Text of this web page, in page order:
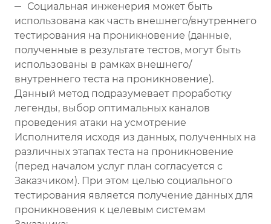
Социальная инженерия может быть
использована как часть внешнего/внутреннего
тестирования на проникновение (данные,
полученные в результате тестов, могут быть
использованы в рамках внешнего/
внутреннего теста на проникновение).
Данный метод подразумевает проработку
легенды, выбор оптимальных каналов
проведения атаки на усмотрение
Исполнителя исходя из данных, полученных на
различных этапах теста на проникновение
(перед началом услуг план согласуется с
Заказчиком). При этом целью социального
тестирования является получение данных для
проникновения к целевым системам